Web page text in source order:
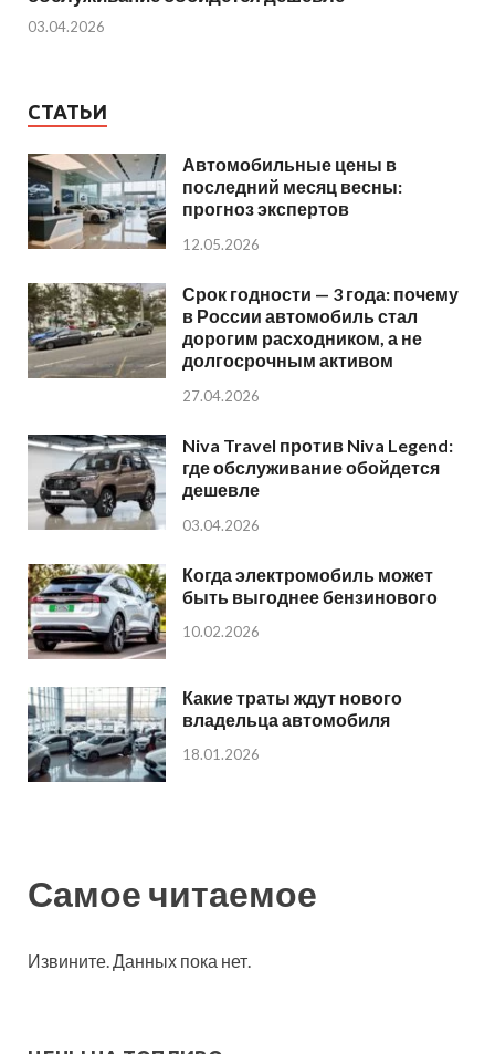
03.04.2026
СТАТЬИ
Автомобильные цены в
последний месяц весны:
прогноз экспертов
12.05.2026
Срок годности — 3 года: почему
в России автомобиль стал
дорогим расходником, а не
долгосрочным активом
27.04.2026
Niva Travel против Niva Legend:
где обслуживание обойдется
дешевле
03.04.2026
Когда электромобиль может
быть выгоднее бензинового
10.02.2026
Какие траты ждут нового
владельца автомобиля
18.01.2026
Самое читаемое
Извините. Данных пока нет.